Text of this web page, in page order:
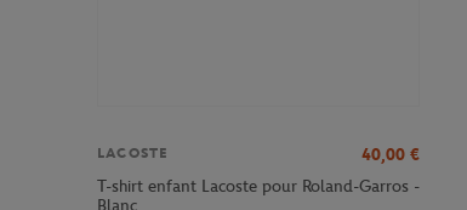
LACOSTE 40,00 €
T-shirt enfant Lacoste pour Roland-Garros -
Blanc